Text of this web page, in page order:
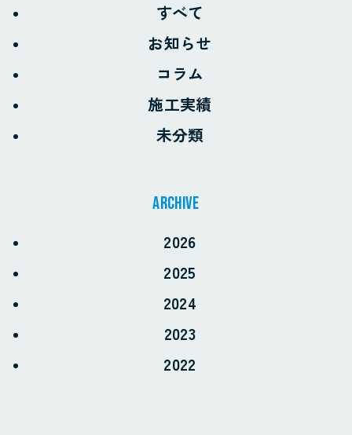
すべて
お知らせ
コラム
施工実績
未分類
archive
2026
2025
2024
2023
2022